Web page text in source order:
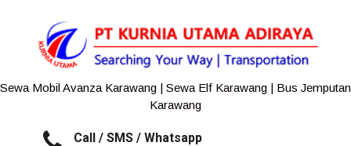
Sewa Mobil Avanza Karawang | Sewa Elf Karawang | Bus Jemputan
Karawang
Call / SMS / Whatsapp